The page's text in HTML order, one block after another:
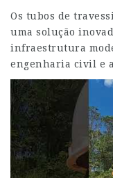
Os tubos de
uma solução
infraestrutura
engenharia civil e